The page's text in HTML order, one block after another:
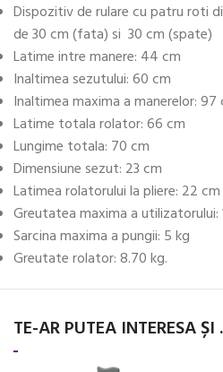
Dispozitiv de rulare cu patru roti
de 30 cm (fata) si 30 cm (spate)
Latime intre manere: 44 cm
Inaltimea sezutului: 60 cm
Inaltimea maxima a manerelor: 97
Latime totala rolator: 66 cm
Lungime totala: 70 cm
Dimensiune sezut: 23 cm
Latimea rolatorului la pliere: 22 cm
Greutatea maxima a utilizatorului:
Sarcina maxima a pungii: 5 kg
Greutate rolator: 8.70 kg.
TE-AR PUTEA INTERESA ȘI